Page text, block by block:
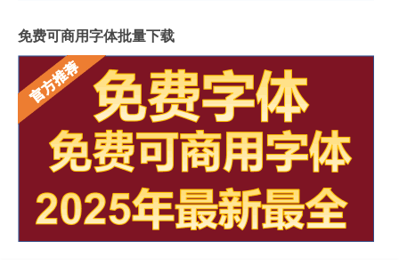
免费可商用字体批量下载